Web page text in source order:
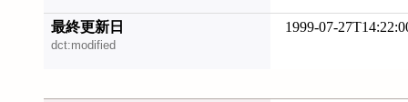
最終更新日
dct:modified
1999-07-